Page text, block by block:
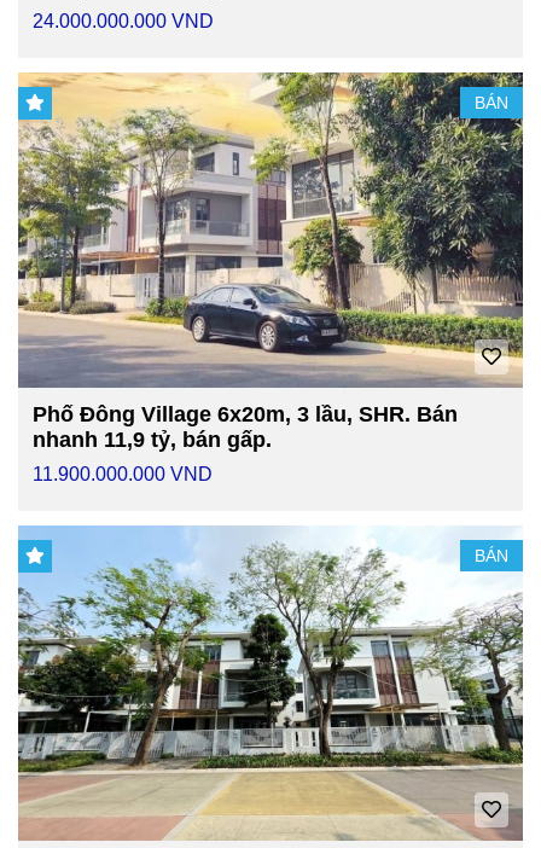
24.000.000.000 VND
BÁN
Phố Đông Village 6x20m, 3 lầu, SHR. Bán
nhanh 11,9 tỷ, bán gấp.
11.900.000.000 VND
BÁN